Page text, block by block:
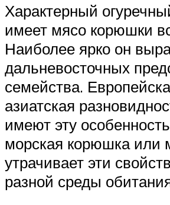
Характерный
имеет мясо корюшки
Наиболее ярко он
дальневосточных
семейства.
азиатская
имеют эту
морская корюшка или
утрачивает эти
разной среды